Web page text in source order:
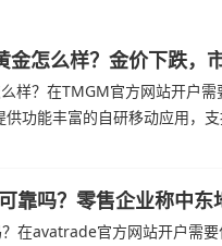
金怎么样？金价下跌，
样？在TMGM官方网站开户
功能丰富的自研移动应用，
，金价周四回落，受​美元走强
靠吗？零售企业称中东
在avatrade官方网站开户需